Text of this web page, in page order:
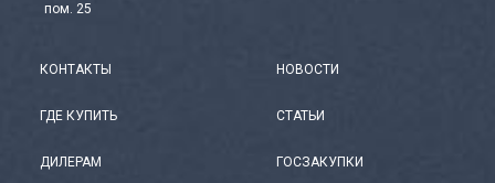
пом. 25
КОНТАКТЫ
ГДЕ КУПИТЬ
ДИЛЕРАМ
НОВОСТИ
СТАТЬИ
ГОСЗАКУПКИ